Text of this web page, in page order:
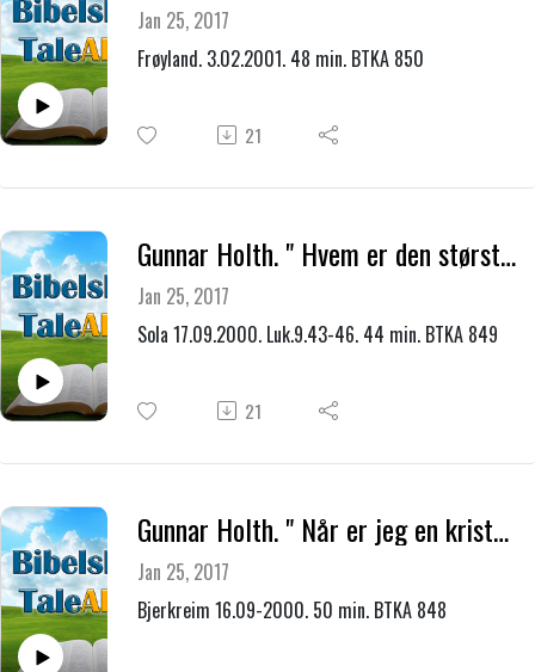
Jan 25, 2017
Frøyland. 3.02.2001. 48 min. BTKA 850
21
Gunnar Holth. " Hvem er den største? "
Jan 25, 2017
Sola 17.09.2000. Luk.9.43-46. 44 min. BTKA 849
21
Gunnar Holth. " Når er jeg en kristen? "
Jan 25, 2017
Bjerkreim 16.09-2000. 50 min. BTKA 848